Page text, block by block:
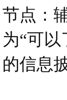
节点：
为“可
的信息